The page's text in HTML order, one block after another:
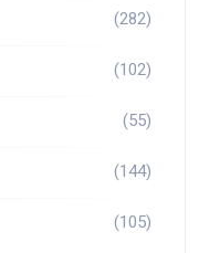
(282)
(102)
(55)
(144)
(105)